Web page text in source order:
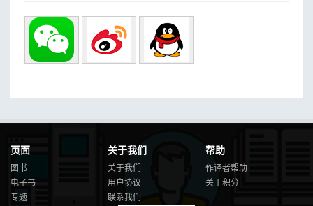
页面
图书
电子书
专题
关于我们
关于我们
用户协议
联系我们
帮助
作译者帮助
关于积分